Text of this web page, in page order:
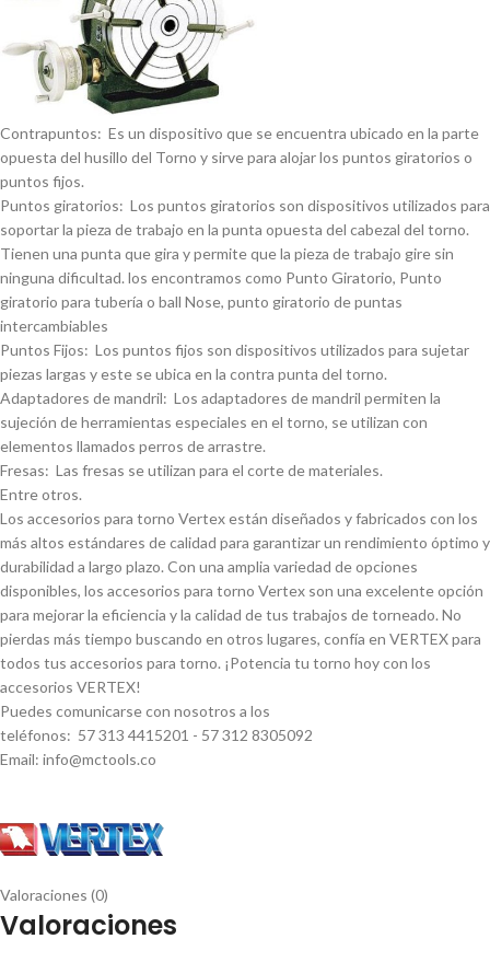
Contrapuntos: Es un dispositivo que se encuentra ubicado en la parte
opuesta del husillo del Torno y sirve para alojar los puntos giratorios o
puntos fijos.
Puntos giratorios: Los puntos giratorios son dispositivos utilizados para
soportar la pieza de trabajo en la punta opuesta del cabezal del torno.
Tienen una punta que gira y permite que la pieza de trabajo gire sin
ninguna dificultad. los encontramos como Punto Giratorio, Punto
giratorio para tuberí­a o ball Nose, punto giratorio de puntas
intercambiables
Puntos Fijos: Los puntos fijos son dispositivos utilizados para sujetar
piezas largas y este se ubica en la contra punta del torno.
Adaptadores de mandril: Los adaptadores de mandril permiten la
sujeción de herramientas especiales en el torno, se utilizan con
elementos llamados perros de arrastre.
Fresas: Las fresas se utilizan para el corte de materiales.
Entre otros.
Los accesorios para torno Vertex están diseñados y fabricados con los
más altos estándares de calidad para garantizar un rendimiento óptimo y
durabilidad a largo plazo. Con una amplia variedad de opciones
disponibles, los accesorios para torno Vertex son una excelente opción
para mejorar la eficiencia y la calidad de tus trabajos de torneado. No
pierdas más tiempo buscando en otros lugares, confí­a en VERTEX para
todos tus accesorios para torno. ¡Potencia tu torno hoy con los
accesorios VERTEX!
Puedes comunicarse con nosotros a los
teléfonos: 57 313 4415201 - 57 312 8305092
Email: info@mctools.co
Valoraciones (0)
Valoraciones